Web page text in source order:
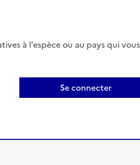
à l'espèce ou au pays qui
Se connecter